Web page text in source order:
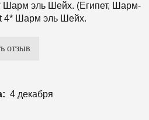
Шарм эль Шейх. (Египет, Шарм-
4* Шарм эль Шейх.
отзыв
4 декабря